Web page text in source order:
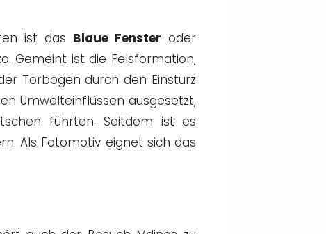
ist das Blaue Fenster oder
Gemeint ist die Felsformation,
Torbogen durch den Einsturz
Umwelteinflüssen ausgesetzt,
führten. Seitdem ist es
Als Fotomotiv eignet sich das